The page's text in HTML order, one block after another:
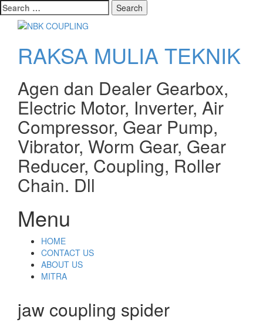
Search
for:
RAKSA MULIA TEKNIK
Agen dan Dealer Gearbox,
Electric Motor, Inverter, Air
Compressor, Gear Pump,
Vibrator, Worm Gear, Gear
Reducer, Coupling, Roller
Chain. Dll
Menu
Skip
content
HOME
CONTACT US
ABOUT US
MITRA
jaw coupling spider